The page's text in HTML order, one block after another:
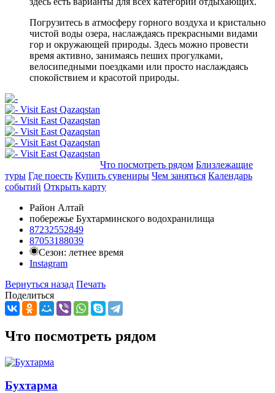
Погрузитесь в атмосферу горного воздуха и кристально
чистой воды озера, наслаждаясь прекрасными видами
гор и окружающей природы. Здесь можно провести
время активно, занимаясь пеших прогулками,
велосипедными поездками или просто наслаждаясь
спокойствием и красотой природы.
Что посмотреть рядом Близлежащие
туры Где поесть Купить сувениры Чем заняться Календарь
событий Открыть карту
Район Алтай
побережье Бухтарминского водохранилища
87232552849
87053188039
Сезон: летнее время
Instagram
Вернуться назад Печать
Поделиться
Что посмотреть рядом
Бухтарма